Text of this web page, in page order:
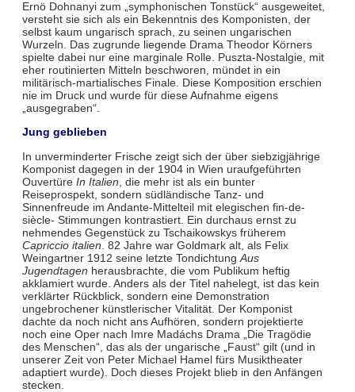
Ernö Dohnanyi zum „symphonischen Tonstück“ ausgeweitet,
versteht sie sich als ein Bekenntnis des Komponisten, der
selbst kaum ungarisch sprach, zu seinen ungarischen
Wurzeln. Das zugrunde liegende Drama Theodor Körners
spielte dabei nur eine marginale Rolle. Puszta-Nostalgie, mit
eher routinierten Mitteln beschworen, mündet in ein
militärisch-martialisches Finale. Diese Komposition erschien
nie im Druck und wurde für diese Aufnahme eigens
„ausgegraben“.
Jung geblieben
In unverminderter Frische zeigt sich der über siebzigjährige
Komponist dagegen in der 1904 in Wien uraufgeführten
Ouvertüre In Italien , die mehr ist als ein bunter
Reiseprospekt, sondern südländische Tanz- und
Sinnenfreude im Andante-Mittelteil mit elegischen fin-de-
siècle- Stimmungen kontrastiert. Ein durchaus ernst zu
nehmendes Gegenstück zu Tschaikowskys früherem
Capriccio italien . 82 Jahre war Goldmark alt, als Felix
Weingartner 1912 seine letzte Tondichtung Aus
Jugendtagen herausbrachte, die vom Publikum heftig
akklamiert wurde. Anders als der Titel nahelegt, ist das kein
verklärter Rückblick, sondern eine Demonstration
ungebrochener künstlerischer Vitalität. Der Komponist
dachte da noch nicht ans Aufhören, sondern projektierte
noch eine Oper nach Imre Madáchs Drama „Die Tragödie
des Menschen“, das als der ungarische „Faust“ gilt (und in
unserer Zeit von Peter Michael Hamel fürs Musiktheater
adaptiert wurde). Doch dieses Projekt blieb in den Anfängen
stecken.